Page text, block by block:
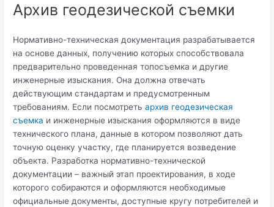
Архив геодезической съемки
Нормативно-техническая документация разрабатывается
на основе данных, получению которых способствовала
предварительно проведенная топосъемка и другие
инженерные изыскания. Она должна отвечать
действующим стандартам и предусмотренным
требованиям. Если посмотретьархив геодезическая
съемка и инженерные изыскания оформляются в виде
технического плана, данные в котором позволяют дать
точную оценку участку, где планируется возведение
объекта. Разработка нормативно-технической
документации – важный этап проектирования, в ходе
которого собираются и оформляются необходимые
официальные документы, доступные кругу потребителей и